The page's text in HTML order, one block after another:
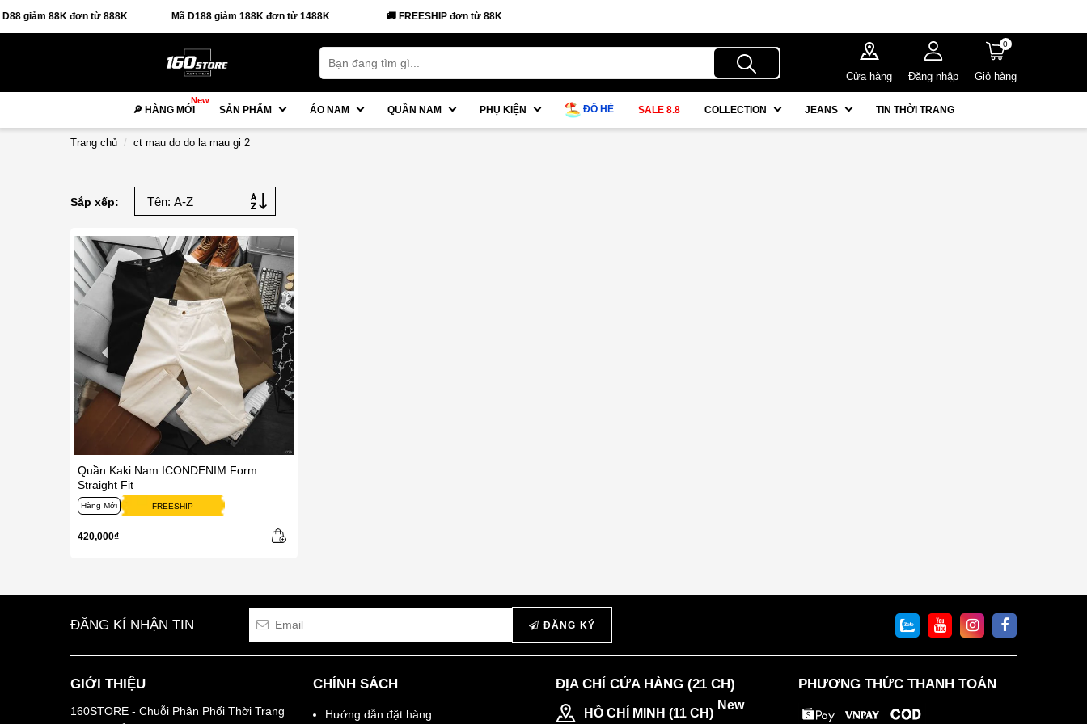
giảm 88K đơn từ 888K Mã D188 giảm 188K đơn từ 1488K 🚚 FREESHIP đơn từ 88K
Cửa hàng Đăng nhập
0
Giỏ hàng
🔎 HÀNG MỚI
New
SẢN PHẨM ÁO NAM QUẦN NAM PHỤ KIỆN ĐỒ HÈ SALE 8.8 COLLECTION JEANS TIN THỜI TRANG
Trang chủ ct mau do do la mau gi 2
Sắp xếp:
Quần Kaki Nam ICONDENIM Form
Straight Fit
Hàng Mới FREESHIP
420,000₫
ĐĂNG KÍ NHẬN TIN ĐĂNG KÝ
GIỚI THIỆU
160STORE - Chuỗi Phân Phối Thời Trang
CHÍNH SÁCH
Hướng dẫn đặt hàng
ĐỊA CHỈ CỬA HÀNG (21 CH)
HỒ CHÍ MINH (11 CH)
New
PHƯƠNG THỨC THANH TOÁN